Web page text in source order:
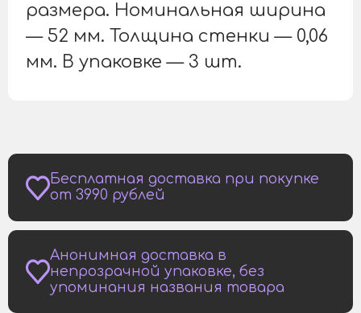
размера. Номинальная ширина
— 52 мм. Толщина стенки — 0,06
мм. В упаковке — 3 шт.
Бесплатная доставка при покупке
от 3990 рублей
Анонимная доставка в
непрозрачной упаковке, без
упоминания названия товара